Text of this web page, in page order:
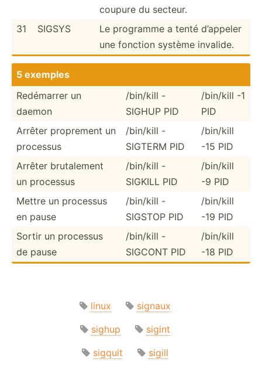
coupure du secteur.
31
SIGSYS
Le programme a tenté d’appeler
une fonction système invalide.
5 exemples
Redémarrer un
daemon
/bin/kill -
SIGHUP PID
/bin/kill -1
PID
Arrêter proprement un
processus
/bin/kill -
SIGTERM PID
/bin/kill
-15 PID
Arrêter brutal­ement
un processus
/bin/kill -
SIGKILL PID
/bin/kill
-9 PID
Mettre un processus
en pause
/bin/kill -
SIGSTOP PID
/bin/kill
-19 PID
Sortir un processus
de pause
/bin/kill -
SIGCONT PID
/bin/kill
-18 PID
linux
signaux
sighup
sigint
sigquit
sigill